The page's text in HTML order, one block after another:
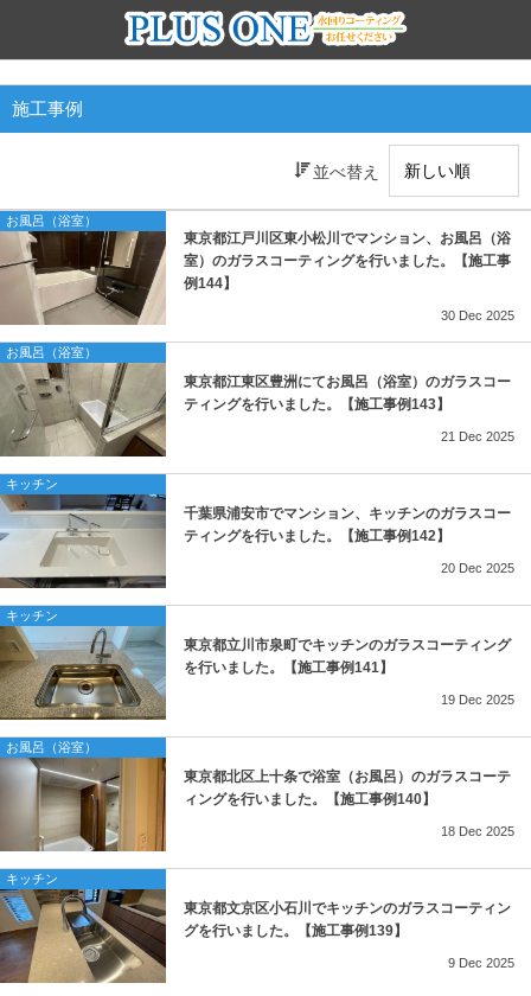
施工事例
並べ替え
お風呂（浴室）
東京都江戸川区東小松川でマンション、お風呂（浴
室）のガラスコーティングを行いました。【施工事
例144】
30 Dec 2025
お風呂（浴室）
東京都江東区豊洲にてお風呂（浴室）のガラスコー
ティングを行いました。【施工事例143】
21 Dec 2025
キッチン
千葉県浦安市でマンション、キッチンのガラスコー
ティングを行いました。【施工事例142】
20 Dec 2025
キッチン
東京都立川市泉町でキッチンのガラスコーティング
を行いました。【施工事例141】
19 Dec 2025
お風呂（浴室）
東京都北区上十条で浴室（お風呂）のガラスコーテ
ィングを行いました。【施工事例140】
18 Dec 2025
キッチン
東京都文京区小石川でキッチンのガラスコーティン
グを行いました。【施工事例139】
9 Dec 2025
お得なセットプランのご紹介
トイレの水回りコーティング
洗面所の水回りコーティング
キッチンの水回りコーティング
エアコン防カビコーティング
壁・天井の光触媒コーティング
フロアコーティング
白木コーティング